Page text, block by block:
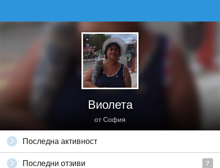
Виолета
от София
Последна активност
Последни отзиви 7